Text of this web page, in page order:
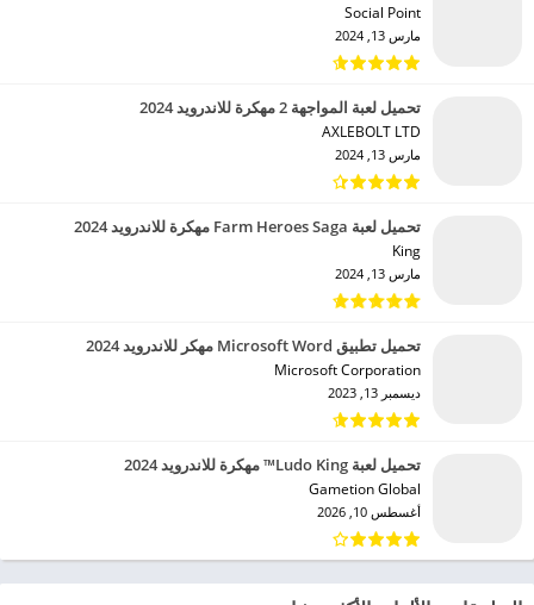
Social Point‏
مارس 13, 2024
تحميل لعبة المواجهة 2 مهكرة للاندرويد 2024
AXLEBOLT LTD‏
مارس 13, 2024
تحميل لعبة Farm Heroes Saga مهكرة للاندرويد 2024
King‏
مارس 13, 2024
تحميل تطبيق Microsoft Word مهكر للاندرويد 2024
Microsoft Corporation‏
ديسمبر 13, 2023
تحميل لعبة Ludo King™ مهكرة للاندرويد 2024
Gametion Global‏
أغسطس 10, 2026